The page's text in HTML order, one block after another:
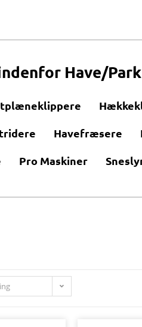
Have/Park
Havefræsere
Pro Maskiner